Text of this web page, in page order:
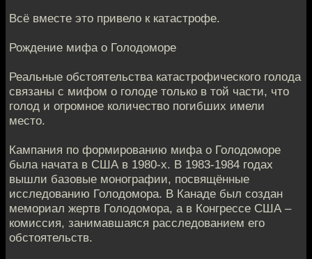
Всё вместе это привело к катастрофе.
Рождение мифа о Голодоморе
Реальные обстоятельства катастрофического голода
связаны с мифом о голоде только в той части, что
голод и огромное количество погибших имели
место.
Кампания по формированию мифа о Голодоморе
была начата в США в 1980-х. В 1983-1984 годах
вышли базовые монографии, посвящённые
исследованию Голодомора. В Канаде был создан
мемориал жертв Голодомора, а в Конгрессе США –
комиссия, занимавшаяся расследованием его
обстоятельств.